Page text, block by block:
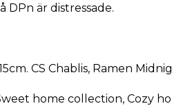
DPn är distressade.
CS Chablis, Ramen
home collection, Cozy